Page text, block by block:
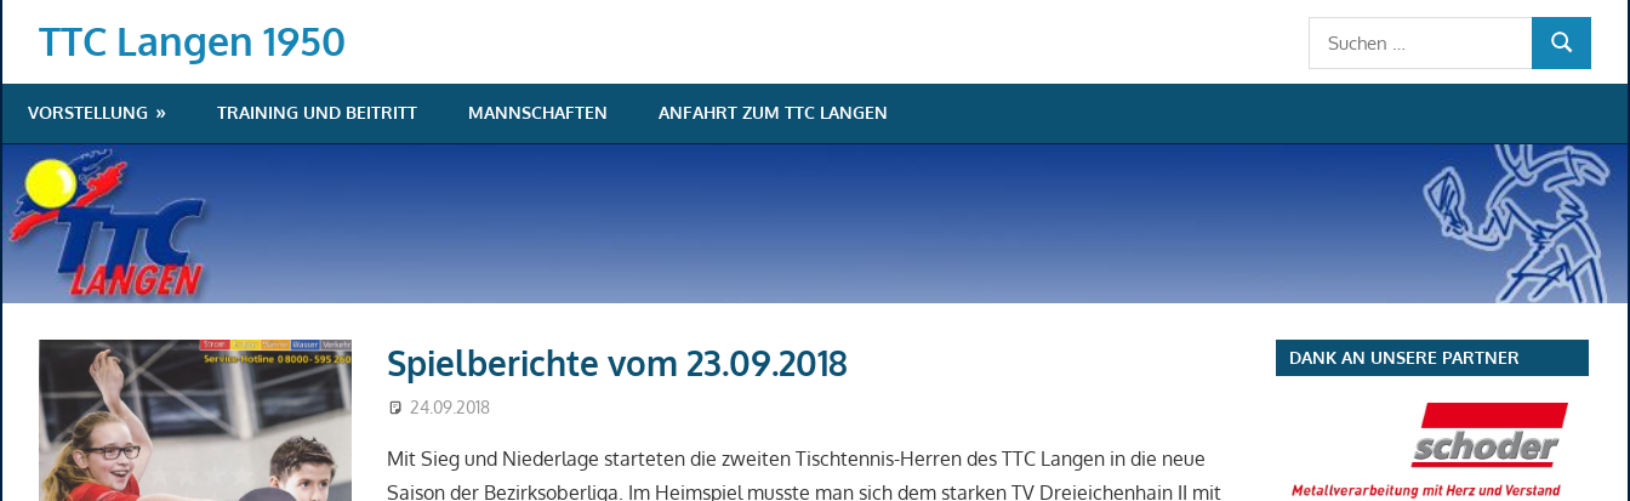
TTC Langen 1950 SUCHEN
VORSTELLUNG TRAINING UND BEITRITT MANNSCHAFTEN ANFAHRT ZUM TTC LANGEN
Spielberichte vom 23.09.2018
24.09.2018
Mit Sieg und Niederlage starteten die zweiten Tischtennis-Herren des TTC Langen in die neue
Saison der Bezirksoberliga. Im Heimspiel musste man sich dem starken TV Dreieichenhain II mit
DANK AN UNSERE PARTNER